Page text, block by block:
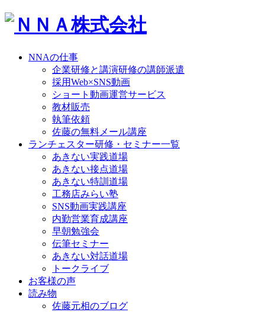
NNAの仕事
企業研修と講演研修の講師派遣
採用Web×SNS動画
ショート動画運営サービス
教材販売
執筆依頼
佐藤の無料メール講座
ランチェスター研修・セミナー一覧
あきない実践道場
あきない接点道場
あきない特訓道場
工務店みらい塾
SNS動画実践講座
内勤営業育成講座
早朝勉強会
伝筆セミナー
あきない対話道場
トークライブ
お客様の声
読み物
佐藤元相のブログ